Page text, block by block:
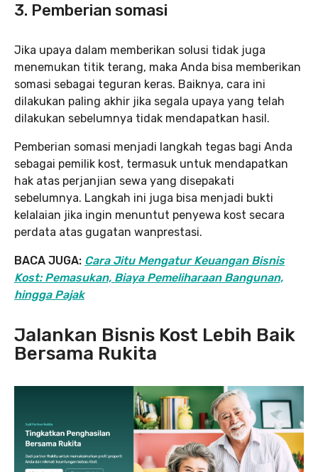
3. Pemberian somasi
Jika upaya dalam memberikan solusi tidak juga
menemukan titik terang, maka Anda bisa memberikan
somasi sebagai teguran keras. Baiknya, cara ini
dilakukan paling akhir jika segala upaya yang telah
dilakukan sebelumnya tidak mendapatkan hasil.
Pemberian somasi menjadi langkah tegas bagi Anda
sebagai pemilik kost, termasuk untuk mendapatkan
hak atas perjanjian sewa yang disepakati
sebelumnya. Langkah ini juga bisa menjadi bukti
kelalaian jika ingin menuntut penyewa kost secara
perdata atas gugatan wanprestasi.
BACA JUGA: Cara Jitu Mengatur Keuangan Bisnis
Kost: Pemasukan, Biaya Pemeliharaan Bangunan,
hingga Pajak
Jalankan Bisnis Kost Lebih Baik
Bersama Rukita